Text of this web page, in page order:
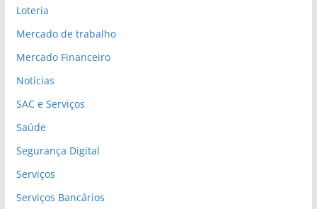
Loteria
Mercado de trabalho
Mercado Financeiro
Notícias
SAC e Serviços
Saúde
Segurança Digital
Serviços
Serviços Bancários